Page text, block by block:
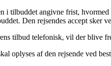
i tilbuddet angivne frist,
Den rejsendes accept sker
tilbud telefonisk, vil der blive
oplyses af den rejsende ved